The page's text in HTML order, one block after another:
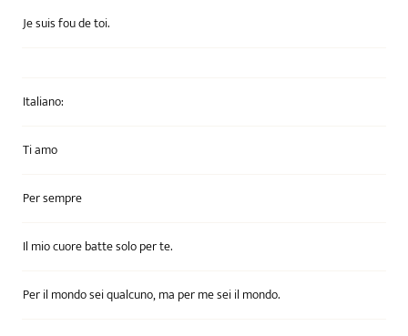
Je suis fou de toi.
Italiano:
Ti amo
Per sempre
Il mio cuore batte solo per te.
Per il mondo sei qualcuno, ma per me sei il mondo.